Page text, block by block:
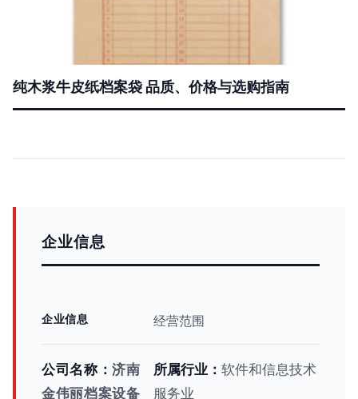
纯木浆牛皮纸档案袋 品质、价格与选购指南
企业信息
企业信息 经营范围
公司名称：济南
金伟丽档案设备
所属行业： 软件和信息技术
服务业